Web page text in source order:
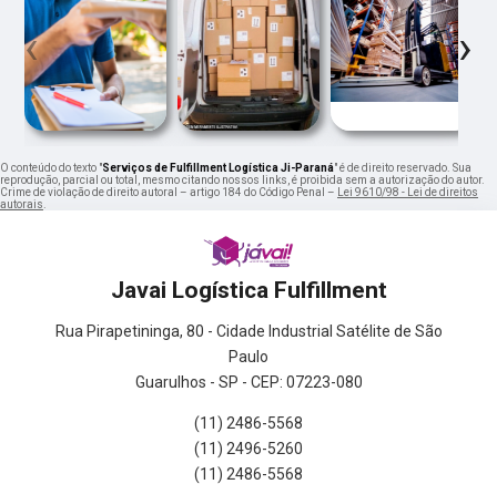
‹ ›
O conteúdo do texto "Serviços de Fulfillment Logística Ji-Paraná" é de direito reservado. Sua
reprodução, parcial ou total, mesmo citando nossos links, é proibida sem a autorização do autor.
Crime de violação de direito autoral – artigo 184 do Código Penal –
Lei 9610/98 - Lei de direitos
autorais
Javai Logística Fulfillment
Rua Pirapetininga, 80 - Cidade Industrial Satélite de São
Paulo
Guarulhos - SP - CEP: 07223-080
(11) 2486-5568
(11) 2496-5260
(11) 2486-5568